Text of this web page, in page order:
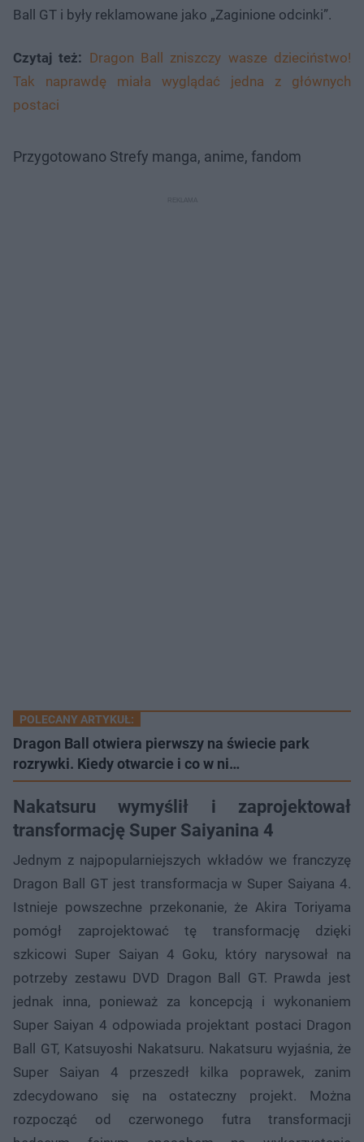
Ball GT i były reklamowane jako „Zaginione odcinki”.
Czytaj też: Dragon Ball zniszczy wasze dzieciństwo!
Tak naprawdę miała wyglądać jedna z głównych
postaci
Przygotowano Strefy manga, anime, fandom
POLECANY ARTYKUŁ:
Dragon Ball otwiera pierwszy na świecie park
rozrywki. Kiedy otwarcie i co w ni…
Nakatsuru wymyślił i zaprojektował
transformację Super Saiyanina 4
Jednym z najpopularniejszych wkładów we franczyzę
Dragon Ball GT jest transformacja w Super Saiyana 4.
Istnieje powszechne przekonanie, że Akira Toriyama
pomógł zaprojektować tę transformację dzięki
szkicowi Super Saiyan 4 Goku, który narysował na
potrzeby zestawu DVD Dragon Ball GT. Prawda jest
jednak inna, ponieważ za koncepcją i wykonaniem
Super Saiyan 4 odpowiada projektant postaci Dragon
Ball GT, Katsuyoshi Nakatsuru. Nakatsuru wyjaśnia, że
Super Saiyan 4 przeszedł kilka poprawek, zanim
zdecydowano się na ostateczny projekt. Można
rozpocząć od czerwonego futra transformacji